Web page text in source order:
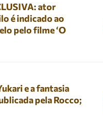
ator
é indicado ao
pelo filme ‘O
e a fantasia
pela Rocco;